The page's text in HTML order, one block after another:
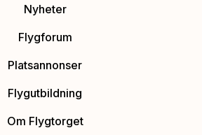
Nyheter
Flygforum
Platsannonser
Flygutbildning
Om Flygtorget